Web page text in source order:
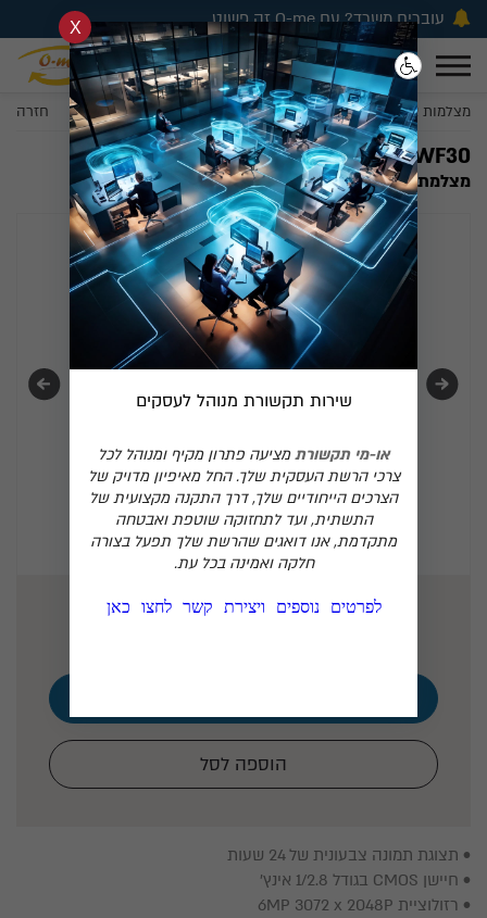
עוברים משרד? עם O-me זה פשוט
פתרונות תקשורת מתקדמים
לעסקים וחברות
קריאת שירות 1-700-706-963
0
0
0
₪
מצלמות אבטחה -
O-me-WF30 חזרה
O-me-WF30
מצלמת אבטחה כיפה תצוגה צבע בחשכה
הוספה לסל
• תצוגת תמונה צבעונית של 24 שעות
• חיישן CMOS בגודל 1/2.8 אינץ'
• רזולוציית 6MP 3072 x 2048P
שירות תקשורת מנוהל לעסקים
או-מי תקשורתמציעה פתרון מקיף ומנוהל לכל
צרכי הרשת העסקית שלך. החל מאיפיון מדויק של
הצרכים הייחודיים שלך, דרך התקנה מקצועית של
התשתית, ועד לתחזוקה שוטפת ואבטחה
מתקדמת, אנו דואגים שהרשת שלך תפעל בצורה
חלקה ואמינה בכל עת.
לפרטים נוספים ויצירת קשר לחצו כאן